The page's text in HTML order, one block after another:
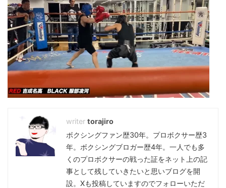
torajiro
ボクシングファン歴30年。プロボクサー歴3
年。ボクシングブロガー歴4年。一人でも多
くのプロボクサーの戦った証をネット上の記
事として残していきたいと思いブログを開
設。Xも投稿していますのでフォローいただ